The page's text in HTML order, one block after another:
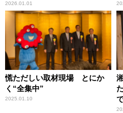
2026.01.01
慌ただしい取材現場 とにか
く“全集中”
2025.01.10